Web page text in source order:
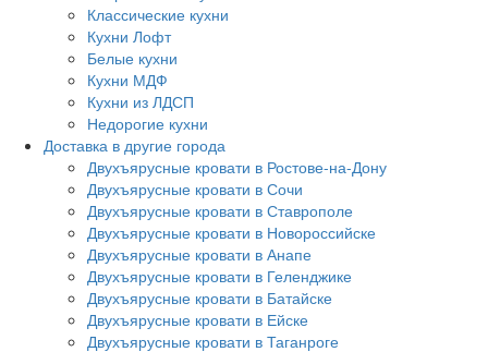
Классические кухни
Кухни Лофт
Белые кухни
Кухни МДФ
Кухни из ЛДСП
Недорогие кухни
Доставка в другие города
Двухъярусные кровати в Ростове-на-Дону
Двухъярусные кровати в Сочи
Двухъярусные кровати в Ставрополе
Двухъярусные кровати в Новороссийске
Двухъярусные кровати в Анапе
Двухъярусные кровати в Геленджике
Двухъярусные кровати в Батайске
Двухъярусные кровати в Ейске
Двухъярусные кровати в Таганроге